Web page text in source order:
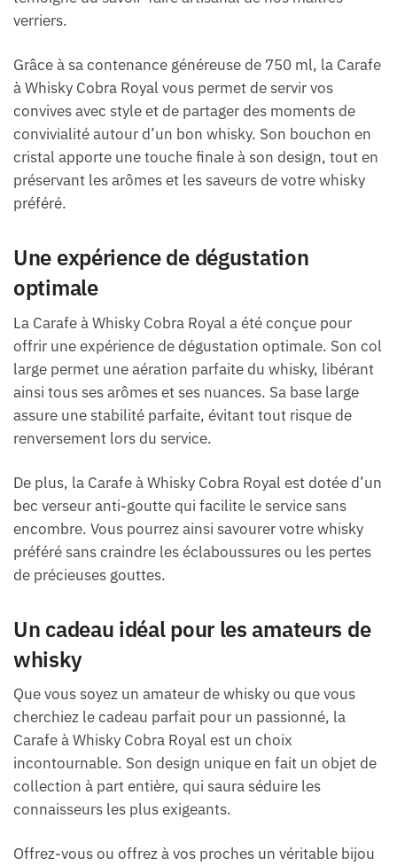
verriers.
Grâce à sa contenance généreuse de 750 ml, la Carafe
à Whisky Cobra Royal vous permet de servir vos
convives avec style et de partager des moments de
convivialité autour d’un bon whisky. Son bouchon en
cristal apporte une touche finale à son design, tout en
préservant les arômes et les saveurs de votre whisky
préféré.
Une expérience de dégustation
optimale
La Carafe à Whisky Cobra Royal a été conçue pour
offrir une expérience de dégustation optimale. Son col
large permet une aération parfaite du whisky, libérant
ainsi tous ses arômes et ses nuances. Sa base large
assure une stabilité parfaite, évitant tout risque de
renversement lors du service.
De plus, la Carafe à Whisky Cobra Royal est dotée d’un
bec verseur anti-goutte qui facilite le service sans
encombre. Vous pourrez ainsi savourer votre whisky
préféré sans craindre les éclaboussures ou les pertes
de précieuses gouttes.
Un cadeau idéal pour les amateurs de
whisky
Que vous soyez un amateur de whisky ou que vous
cherchiez le cadeau parfait pour un passionné, la
Carafe à Whisky Cobra Royal est un choix
incontournable. Son design unique en fait un objet de
collection à part entière, qui saura séduire les
connaisseurs les plus exigeants.
Offrez-vous ou offrez à vos proches un véritable bijou